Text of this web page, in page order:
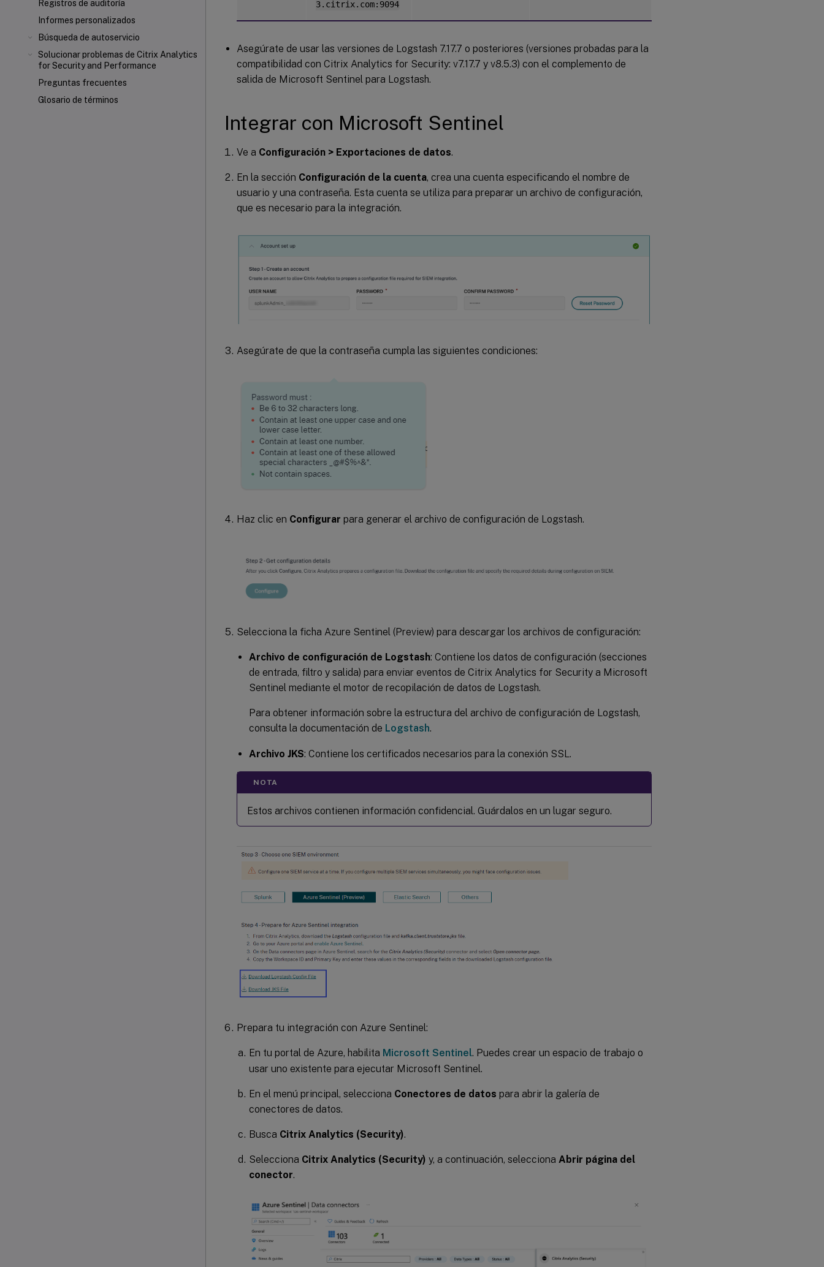
Registros de auditoría
Informes personalizados
Búsqueda de autoservicio
Solucionar problemas de Citrix Analytics
for Security and Performance
Preguntas frecuentes
Glosario de términos
3.citrix.com:9094
Asegúrate de usar las versiones de Logstash 7.17.7 o posteriores (versiones probadas para la
compatibilidad con Citrix Analytics for Security: v7.17.7 y v8.5.3) con el complemento de
salida de Microsoft Sentinel para Logstash.
Integrar con Microsoft Sentinel
Ve a Configuración > Exportaciones de datos.
En la sección Configuración de la cuenta, crea una cuenta especificando el nombre de
usuario y una contraseña. Esta cuenta se utiliza para preparar un archivo de configuración,
que es necesario para la integración.
Asegúrate de que la contraseña cumpla las siguientes condiciones:
Haz clic en Configurar para generar el archivo de configuración de Logstash.
Selecciona la ficha Azure Sentinel (Preview) para descargar los archivos de configuración:
Archivo de configuración de Logstash: Contiene los datos de configuración (secciones
de entrada, filtro y salida) para enviar eventos de Citrix Analytics for Security a Microsoft
Sentinel mediante el motor de recopilación de datos de Logstash.
Para obtener información sobre la estructura del archivo de configuración de Logstash,
consulta la documentación de Logstash.
Archivo JKS: Contiene los certificados necesarios para la conexión SSL.
NOTA
Estos archivos contienen información confidencial. Guárdalos en un lugar seguro.
Prepara tu integración con Azure Sentinel:
En tu portal de Azure, habilita Microsoft Sentinel. Puedes crear un espacio de trabajo o
usar uno existente para ejecutar Microsoft Sentinel.
En el menú principal, selecciona Conectores de datos para abrir la galería de
conectores de datos.
Busca Citrix Analytics (Security).
Selecciona Citrix Analytics (Security) y, a continuación, selecciona Abrir página del
conector.